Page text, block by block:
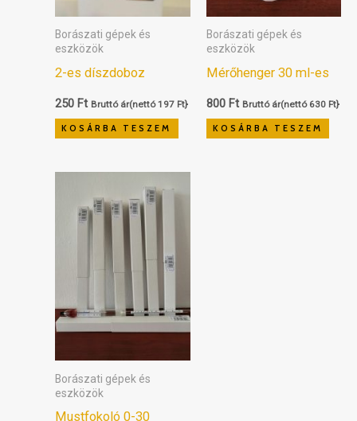
Borászati gépek és
eszközök
2-es díszdoboz
250 Ft Bruttó ár(nettó197 Ft}
KOSÁRBA TESZEM
Borászati gépek és
eszközök
Mérőhenger 30 ml-es
800 Ft Bruttó ár(nettó 630 Ft}
KOSÁRBA TESZEM
Borászati gépek és
eszközök
Mustfokoló 0-30